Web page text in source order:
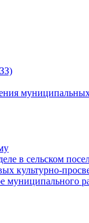
в сельском
культурно-
муниципального